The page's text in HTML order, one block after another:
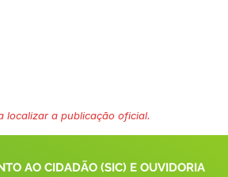
localizar a publicação oficial.
AO CIDADÃO (SIC) E OUVIDORIA